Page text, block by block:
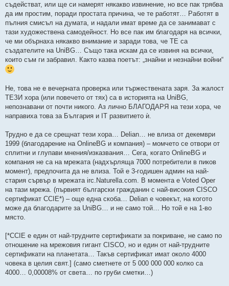
съдействат, или ще си намерят някакво извинение, но все пак трябва
да им простим, поради простата причина, че те работят… Работят в
пълния смисъл на думата, и надали имат време да се занимават с
тази художествена самодейност. Но все пак им благодаря на всички,
че ми обърнаха някакво внимание и заради това, че ТЕ са
създателите на UniBG… Също така искам да се извиня на всички,
които съм ги забравил. Както казва поетът: „знайни и незнайни войни“
Не, това не е вечерната проверка или тържествената заря. За жалост
ТЕЗИ хора (или повечето от тях) са в историята на UniBG,
непознавани от почти никого. Аз лично БЛАГОДАРЯ на тези хора, че
направиха това за България и IT развитието ѝ.
Трудно е да се срещнат тези хора… Delian… не влиза от декември
1999 (благодарение на OnlineBG и компания) – момчето се отвори от
сплитни и глупави мнения/изказвания… Сега, когато OnlineBG и
компания не са на мрежата (надхърляща 7000 потребители в пиков
момент), предпочита да не влиза. Той е 3-годишен админ на най-
стария сървър в мрежата irc.Naturella.com. В момента е Voted Oper
на тази мрежа. (първият български гражданин с най-високия CISCO
сертификат CCIE*) – още една скоба… Delian е човекът, на когото
може да благодарите за UniBG… и не само той… Но той е на 1-во
място.
[*CCIE е един от най-трудните сертификати за покриване, не само по
отношение на мрежовия гигант CISCO, но и един от най-трудните
сертификати на планетата… Такъв сертификат имат около 4000
човека в целия свят.] (само сметнете от 5 000 000 000 колко са
4000… 0,00008% от света… по груби сметки…)